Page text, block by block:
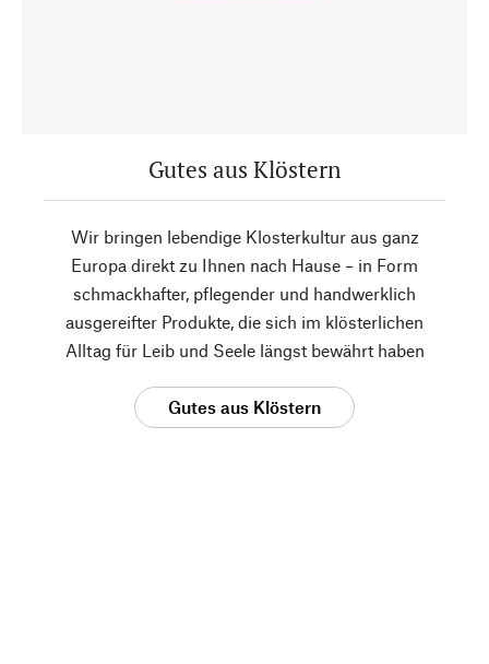
Gutes aus Klöstern
Wir bringen lebendige Klosterkultur aus ganz
Europa direkt zu Ihnen nach Hause – in Form
schmackhafter, pflegender und handwerklich
ausgereifter Produkte, die sich im klösterlichen
Alltag für Leib und Seele längst bewährt haben
Gutes aus Klöstern